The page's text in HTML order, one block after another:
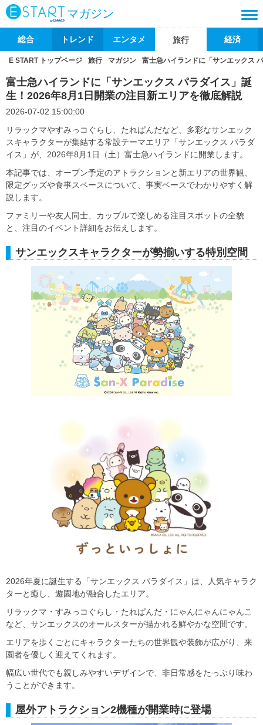
マガジン
総合 トレンド エンタメ 旅行 経済
E START トップページ 旅行 マガジン 富士急ハイランドに「サンエックス
富士急ハイランドに「サンエックス パラダイス」誕
生！2026年8月1日開業の注目新エリアを徹底解説
2026-07-02 15:00:00
リラックマやすみっコぐらし、たれぱんだなど、多彩なサンエック
スキャラクターが集結する常設テーマエリア「サンエックス パラダ
イス」が、2026年8月1日（土）富士急ハイランドに開業します。
本記事では、オープン予定のアトラクションと新エリアの世界観、
限定グッズや食事スペースについて、事実ベースでわかりやすく解
説します。
ファミリーや友人同士、カップルで楽しめる注目スポットの全貌
と、注目のイベント詳細をお伝えします。
サンエックスキャラクターが勢揃いする特別空間
2026年夏に誕生する「サンエックス パラダイス」は、人気キャラク
ターと癒し、遊園地が融合したエリア。
リラックマ・すみっコぐらし・たれぱんだ・にゃんにゃんにゃんこ
など、サンエックスのオールスターが描かれる鮮やかな空間です。
エリアを歩くごとにキャラクターたちの世界観や装飾が広がり、来
園者を優しく迎えてくれます。
幅広い世代でも親しみやすいデザインで、非日常感をたっぷり味わ
うことができます。
屋外アトラクション2機種が開業時に登場